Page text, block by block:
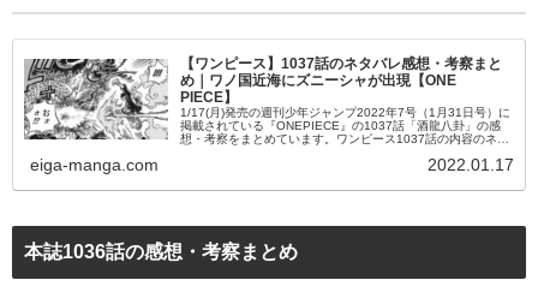
【ワンピース】1037話のネタバレ感想・考察まと
め｜ワノ国近海にズニーシャが出現【ONE
PIECE】
1/17(月)発売の週刊少年ジャンプ2022年7号（1月31日号）に
掲載されている『ONEPIECE』の1037話「酒龍八卦」の感
想・考察をまとめています。ワンピース1037話の内容のネタ
eiga-manga.com 2022.01.17
本誌1036話の感想・考察まとめ